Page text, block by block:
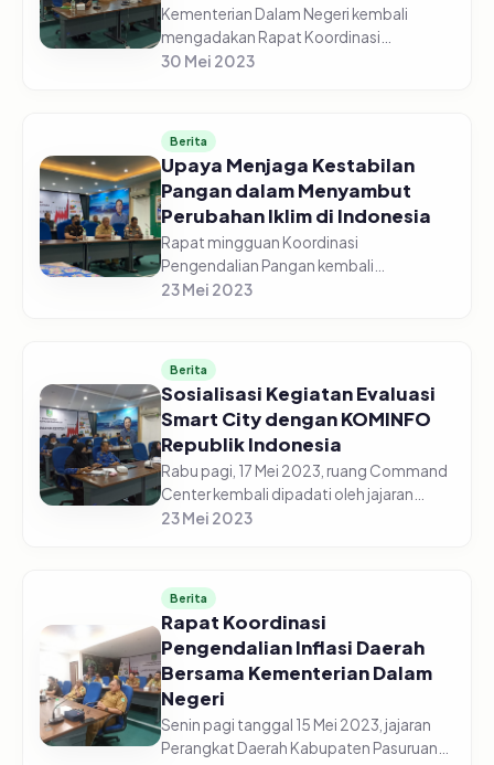
Kementerian Dalam Negeri kembali
mengadakan Rapat Koordinasi
Pengendalian Pangan pada Senin pagi,
sekaligus memimp...
30 Mei 2023
Berita
Upaya Menjaga Kestabilan
Pangan dalam Menyambut
Perubahan Iklim di Indonesia
Rapat mingguan Koordinasi
Pengendalian Pangan kembali
diselenggarakan secara daring di gedung
Kabupaten Pasur...
23 Mei 2023
Berita
Sosialisasi Kegiatan Evaluasi
Smart City dengan KOMINFO
Republik Indonesia
Rabu pagi, 17 Mei 2023, ruang Command
Center kembali dipadati oleh jajaran
perangkat Daerah Kabupaten Pasuruan.
23 Mei 2023
Berita
Rapat Koordinasi
Pengendalian Inflasi Daerah
Bersama Kementerian Dalam
Negeri
Senin pagi tanggal 15 Mei 2023, jajaran
Perangkat Daerah Kabupaten Pasuruan